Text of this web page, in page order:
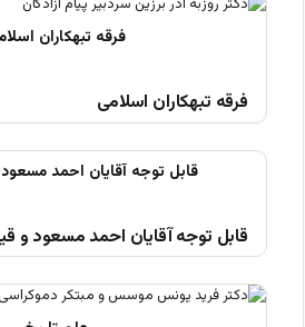
فرقه تبهکاران اسلامی
قابل توجه آقایان احمد مسعود و